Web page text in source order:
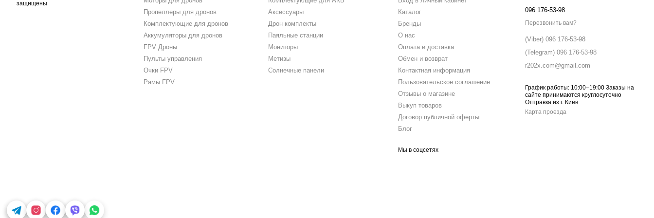
защищены
Пропеллеры для дронов
Комплектующие для дронов
Аккумуляторы для дронов
FPV Дроны
Пульты управления
Очки FPV
Рамы FPV
Аксессуары
Дрон комплекты
Паяльные станции
Мониторы
Метизы
Солнечные панели
Каталог
Бренды
О нас
Оплата и доставка
Обмен и возврат
Контактная информация
Пользовательское соглашение
Отзывы о магазине
Выкуп товаров
Договор публичной оферты
Блог
Мы в соцсетях
096 176-53-98
Перезвонить вам?
(Viber) 096 176-53-98
(Telegram) 096 176-53-98
r202x.com@gmail.com
График работы: 10:00–19:00 Заказы на
сайте принимаются круглосуточно
Отправка из г. Киев
Карта проезда